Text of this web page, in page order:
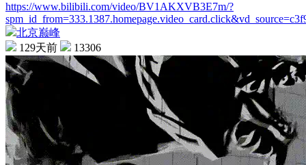
https://www.bilibili.com/video/BV1AKXVB3E7m/?
北京巅峰
129天前
13306